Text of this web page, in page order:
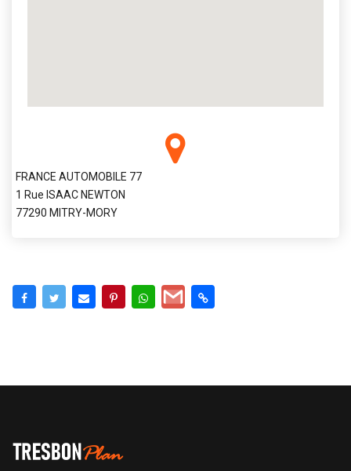
FRANCE AUTOMOBILE 77
1 Rue ISAAC NEWTON
77290 MITRY-MORY